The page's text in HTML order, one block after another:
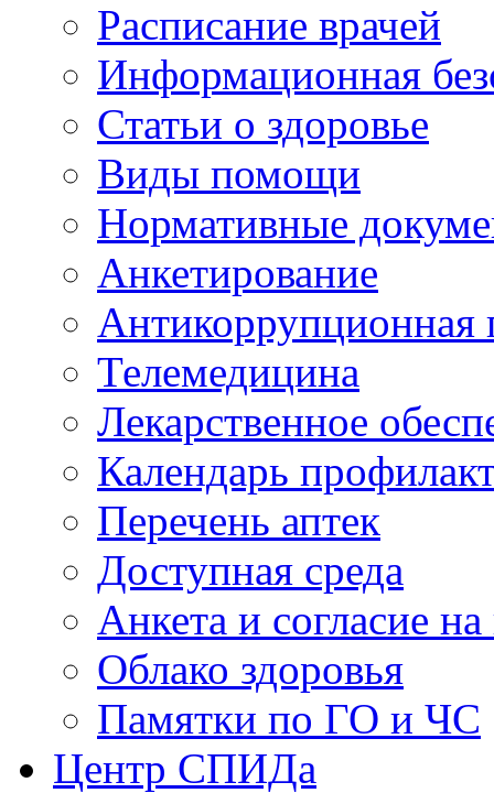
Расписание врачей
Информационная
Статьи о здоровье
Виды помощи
Нормативные
Анкетирование
Антикоррупционная
Телемедицина
Лекарственное
Календарь
Перечень аптек
Доступная среда
Анкета и согласие
Облако здоровья
Памятки по ГО и ЧС
Центр СПИДа